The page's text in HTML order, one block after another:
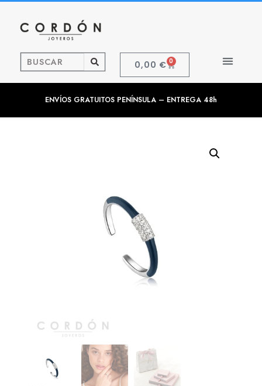
0,00 € 0
ENVÍOS GRATUITOS PENÍNSULA – ENTREGA 48h